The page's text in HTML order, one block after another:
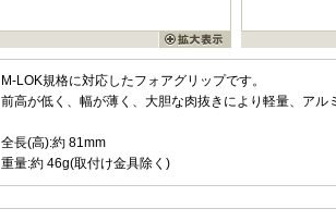
M-LOK規格に対応したフォアグリップです。
前高が低く、幅が薄く、大胆な肉抜きにより軽量、アル
全長(高):約 81mm
重量:約 46g(取付け金具除く)